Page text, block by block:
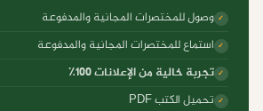
✓ وصول للمختصرات المجانية والمدفوعة
✓ استماع للمختصرات المجانية والمدفوعة
✓ تجربة خالية من الإعلانات ١٠٠٪
✓ تحميل الكتب PDF